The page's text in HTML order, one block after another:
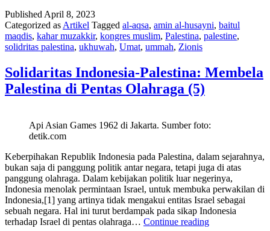
Awal
Ikatan
(1)
PublishedApril 8, 2023
Categorized asArtikel Tagged al-aqsa, amin al-husayni, baitul
maqdis, kahar muzakkir, kongres muslim, Palestina, palestine,
solidritas palestina, ukhuwah, Umat, ummah, Zionis
Solidaritas Indonesia-Palestina: Membela
Palestina di Pentas Olahraga (5)
Api Asian Games 1962 di Jakarta. Sumber foto:
detik.com
Keberpihakan Republik Indonesia pada Palestina, dalam sejarahnya,
bukan saja di panggung politik antar negara, tetapi juga di atas
panggung olahraga. Dalam kebijakan politik luar negerinya,
Indonesia menolak permintaan Israel, untuk membuka perwakilan di
Indonesia,[1] yang artinya tidak mengakui entitas Israel sebagai
sebuah negara. Hal ini turut berdampak pada sikap Indonesia
terhadap Israel di pentas olahraga… Continue readingSolidaritas